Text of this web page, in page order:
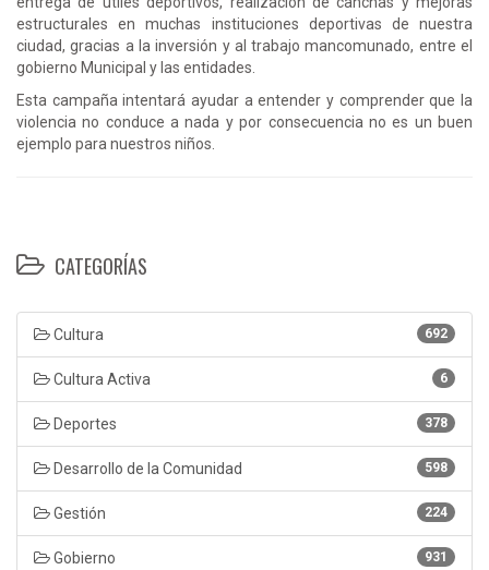
estructurales en muchas instituciones deportivas de nuestra
ciudad, gracias a la inversión y al trabajo mancomunado, entre el
gobierno Municipal y las entidades.
Esta campaña intentará ayudar a entender y comprender que la
violencia no conduce a nada y por consecuencia no es un buen
ejemplo para nuestros niños.
CATEGORÍAS
692
Cultura
6
Cultura Activa
378
Deportes
598
Desarrollo de la Comunidad
224
Gestión
931
Gobierno